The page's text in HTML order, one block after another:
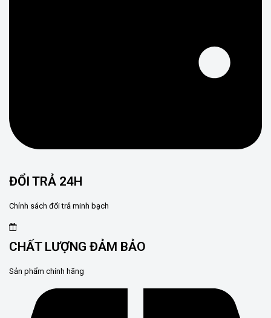
ĐỔI TRẢ 24H
Chính sách đổi trả minh bạch
CHẤT LƯỢNG ĐẢM BẢO
Sản phẩm chính hãng